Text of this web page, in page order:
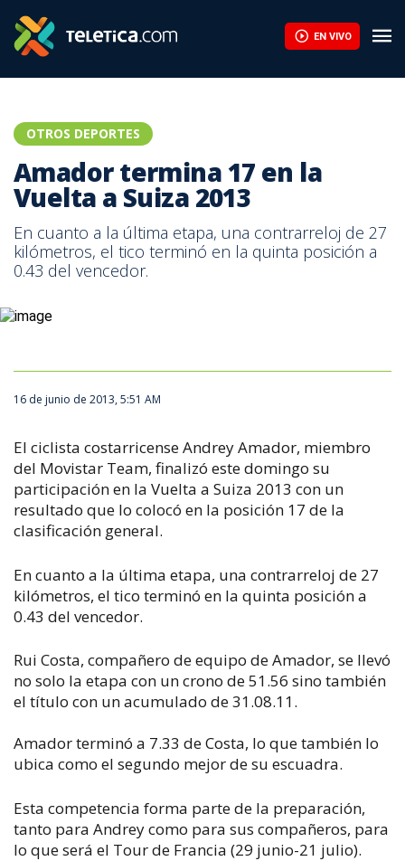
EN VIVO
OTROS DEPORTES
Amador termina 17 en la
Vuelta a Suiza 2013
En cuanto a la última etapa, una contrarreloj de 27
kilómetros, el tico terminó en la quinta posición a
0.43 del vencedor.
16 de junio de 2013, 5:51 AM
El ciclista costarricense Andrey Amador, miembro
del Movistar Team, finalizó este domingo su
participación en la Vuelta a Suiza 2013 con un
resultado que lo colocó en la posición 17 de la
clasificación general.
En cuanto a la última etapa, una contrarreloj de 27
kilómetros, el tico terminó en la quinta posición a
0.43 del vencedor.
Rui Costa, compañero de equipo de Amador, se llevó
no solo la etapa con un crono de 51.56 sino también
el título con un acumulado de 31.08.11.
Amador terminó a 7.33 de Costa, lo que también lo
ubica como el segundo mejor de su escuadra.
Esta competencia forma parte de la preparación,
tanto para Andrey como para sus compañeros, para
lo que será el Tour de Francia (29 junio-21 julio).